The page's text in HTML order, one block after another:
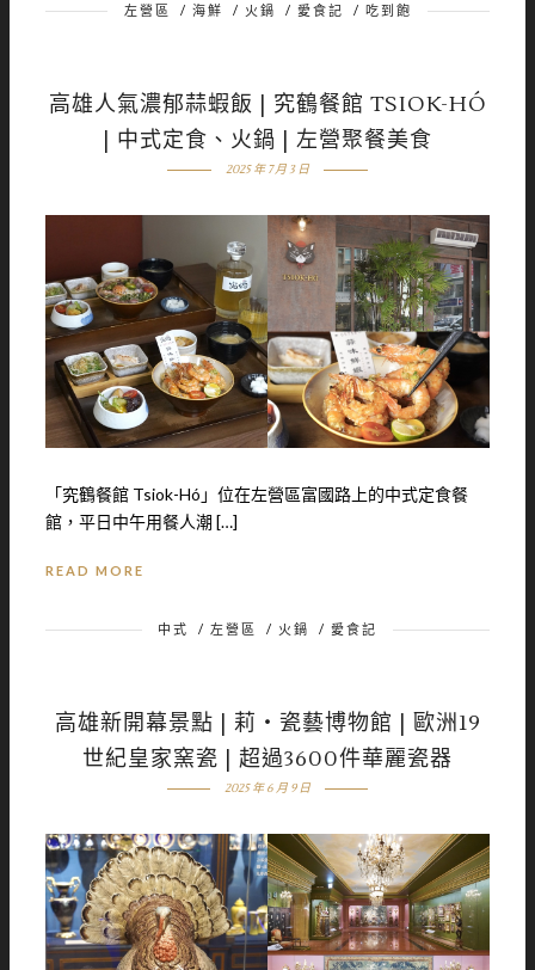
左營區 / 海鮮 / 火鍋 / 愛食記 / 吃到飽
高雄人氣濃郁蒜蝦飯 | 究鶴餐館 TSIOK-HÓ
| 中式定食、火鍋 | 左營聚餐美食
2025 年 7 月 3 日
「究鶴餐館 Tsiok-Hó」位在左營區富國路上的中式定食餐
館，平日中午用餐人潮 […]
READ MORE
中式 / 左營區 / 火鍋 / 愛食記
高雄新開幕景點 | 莉‧瓷藝博物館 | 歐洲19
世紀皇家窯瓷 | 超過3600件華麗瓷器
2025 年 6 月 9 日